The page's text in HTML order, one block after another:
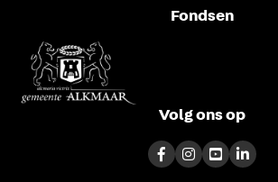
Fondsen
Volg ons op